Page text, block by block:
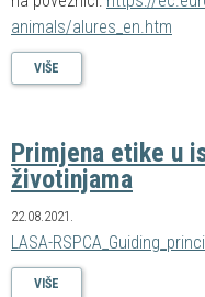
animals/alures_en.htm
VIŠE
Primjena etike u
životinjama
22.08.2021.
LASA-
VIŠE